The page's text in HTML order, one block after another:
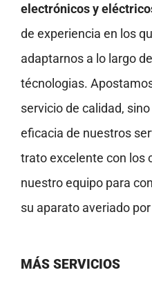
electrónicos y
de experiencia en los
adaptarnos a lo largo
técnologias.
servicio de calidad,
eficacia de nuestros
trato excelente con los
nuestro equipo para
su aparato averiado
MÁS SERVICIOS